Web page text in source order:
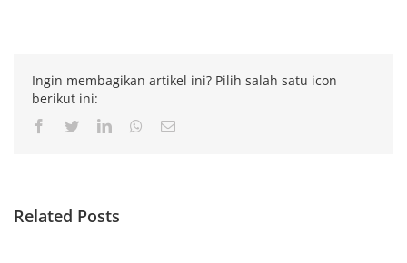
Ingin membagikan artikel ini? Pilih salah satu icon
berikut ini:
Facebook
TwitterLinkedInWhatsapp
Email
Related Posts